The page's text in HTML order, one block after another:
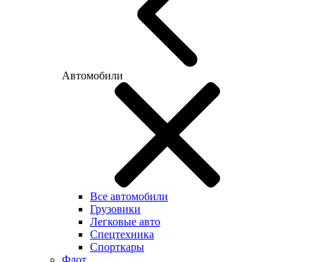
Автомобили
Все автомобили
Грузовики
Легковые авто
Спецтехника
Спорткары
Флот